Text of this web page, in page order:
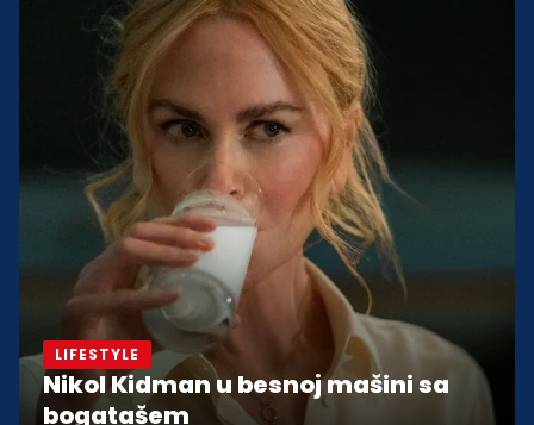
LIFESTYLE
Nikol Kidman u besnoj mašini sa
bogatašem